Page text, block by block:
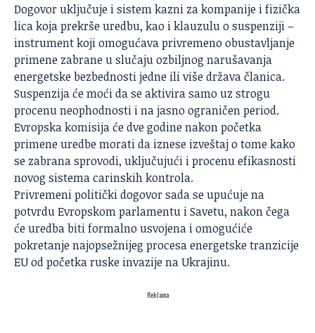
Dogovor uključuje i sistem kazni za kompanije i fizička
lica koja prekrše uredbu, kao i klauzulu o suspenziji –
instrument koji omogućava privremeno obustavljanje
primene zabrane u slučaju ozbiljnog narušavanja
energetske bezbednosti jedne ili više država članica.
Suspenzija će moći da se aktivira samo uz strogu
procenu neophodnosti i na jasno ograničen period.
Evropska komisija će dve godine nakon početka
primene uredbe morati da iznese izveštaj o tome kako
se zabrana sprovodi, uključujući i procenu efikasnosti
novog sistema carinskih kontrola.
Privremeni politički dogovor sada se upućuje na
potvrdu Evropskom parlamentu i Savetu, nakon čega
će uredba biti formalno usvojena i omogućiće
pokretanje najopsežnijeg procesa energetske tranzicije
EU od početka ruske invazije na Ukrajinu.
Reklama